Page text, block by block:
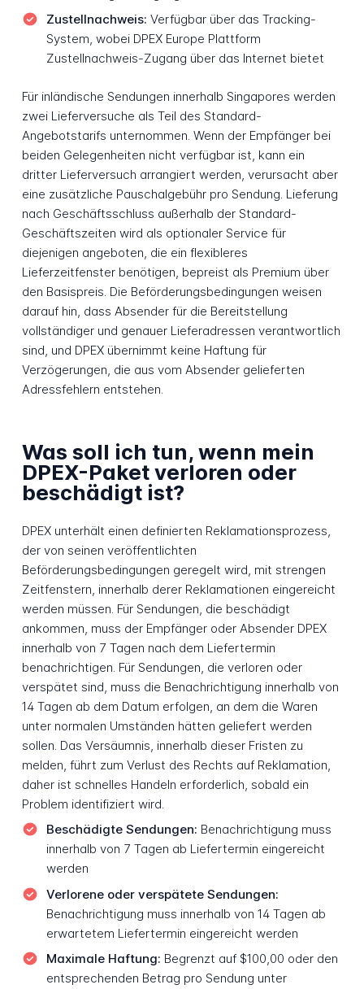
Zustellnachweis: Verfügbar über das Tracking-
System, wobei DPEX Europe Plattform
Zustellnachweis-Zugang über das Internet bietet
Für inländische Sendungen innerhalb Singapores werden
zwei Lieferversuche als Teil des Standard-
Angebotstarifs unternommen. Wenn der Empfänger bei
beiden Gelegenheiten nicht verfügbar ist, kann ein
dritter Lieferversuch arrangiert werden, verursacht aber
eine zusätzliche Pauschalgebühr pro Sendung. Lieferung
nach Geschäftsschluss außerhalb der Standard-
Geschäftszeiten wird als optionaler Service für
diejenigen angeboten, die ein flexibleres
Lieferzeitfenster benötigen, bepreist als Premium über
den Basispreis. Die Beförderungsbedingungen weisen
darauf hin, dass Absender für die Bereitstellung
vollständiger und genauer Lieferadressen verantwortlich
sind, und DPEX übernimmt keine Haftung für
Verzögerungen, die aus vom Absender gelieferten
Adressfehlern entstehen.
Was soll ich tun, wenn mein
DPEX-Paket verloren oder
beschädigt ist?
DPEX unterhält einen definierten Reklamationsprozess,
der von seinen veröffentlichten
Beförderungsbedingungen geregelt wird, mit strengen
Zeitfenstern, innerhalb derer Reklamationen eingereicht
werden müssen. Für Sendungen, die beschädigt
ankommen, muss der Empfänger oder Absender DPEX
innerhalb von 7 Tagen nach dem Liefertermin
benachrichtigen. Für Sendungen, die verloren oder
verspätet sind, muss die Benachrichtigung innerhalb von
14 Tagen ab dem Datum erfolgen, an dem die Waren
unter normalen Umständen hätten geliefert werden
sollen. Das Versäumnis, innerhalb dieser Fristen zu
melden, führt zum Verlust des Rechts auf Reklamation,
daher ist schnelles Handeln erforderlich, sobald ein
Problem identifiziert wird.
Beschädigte Sendungen: Benachrichtigung muss
innerhalb von 7 Tagen ab Liefertermin eingereicht
werden
Verlorene oder verspätete Sendungen:
Benachrichtigung muss innerhalb von 14 Tagen ab
erwartetem Liefertermin eingereicht werden
Maximale Haftung: Begrenzt auf $100,00 oder den
entsprechenden Betrag pro Sendung unter